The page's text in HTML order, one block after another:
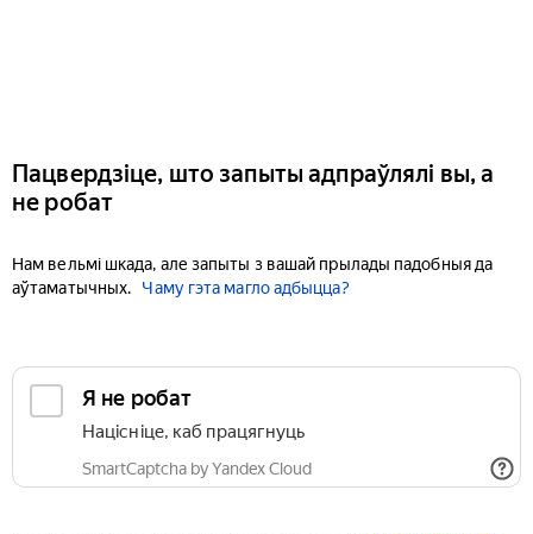
Пацвердзіце, што запыты адпраўлялі вы, а
не робат
Нам вельмі шкада, але запыты з вашай прылады падобныя да
аўтаматычных.
Чаму гэта магло адбыцца?
Я не робат
Націсніце, каб працягнуць
SmartCaptcha by Yandex Cloud